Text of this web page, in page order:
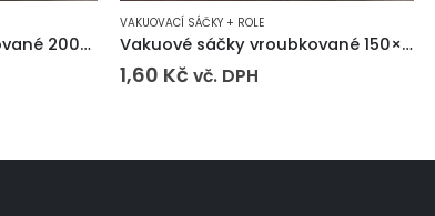
Vakuové sáčky vroubkované 200×300 mm
VAKUOVACÍ SÁČKY + ROLE
Vakuové sáčky vroubkované 150×200 mm
1,60 Kč vč. DPH